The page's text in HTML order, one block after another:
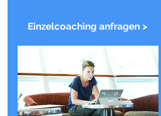
Einzelcoaching anfragen >